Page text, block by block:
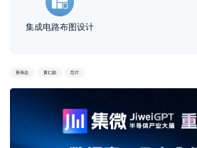
集成电路布图设计
英伟达 黄仁勋 芯片